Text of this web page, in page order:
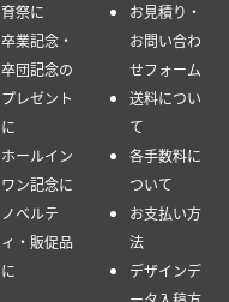
育祭に
卒業記念・
卒団記念の
プレゼント
に
ホールイン
ワン記念に
ノベルテ
ィ・販促品
に
お見積り・
お問い合わ
せフォーム
送料につい
て
各手数料に
ついて
お支払い方
法
デザインデ